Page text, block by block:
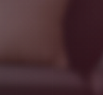
اللغات المستخدمة في
المستويات: مبتدئ،